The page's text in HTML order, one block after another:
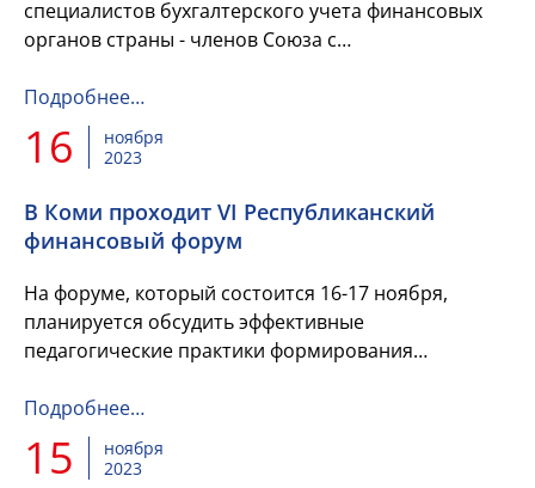
специалистов бухгалтерского учета финансовых
органов страны - членов Союза с
Подробнее…
16
ноября
2023
В Коми проходит VI Республиканский
финансовый форум
На форуме, который состоится 16-17 ноября,
планируется обсудить эффективные
педагогические практики формирования
приумножения личных финансов, вопросы
безопасного и...
Подробнее…
15
ноября
2023